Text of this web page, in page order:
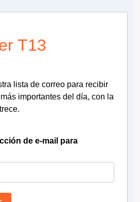
T13
lista de correo para recibir
importantes del día, con la
de e-mail para